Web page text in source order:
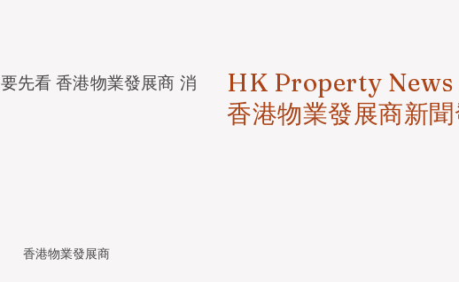
先看 香港物業發展商 消
HK Property News
香港物業發展商新
香港物業發展商